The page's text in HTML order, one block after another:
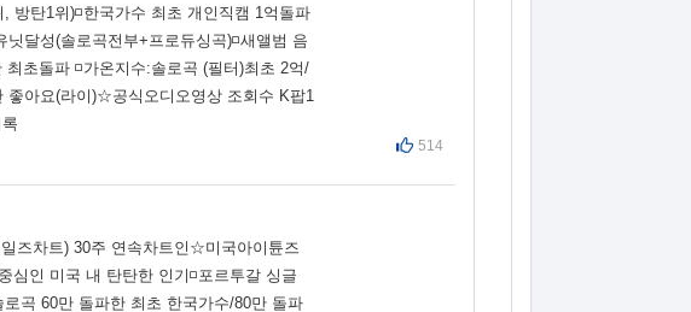
탄1위)◽한국가수 최초 개인직캠 1억돌파
달성(솔로곡전부+프로듀싱곡)◽새앨범 음
초돌파 ◽가온지수:솔로곡 (필터)최초 2억/
좋아요(라이)☆공식오디오영상 조회수 K팝1
514
즈차트) 30주 연속차트인☆미국아이튠즈
인 미국 내 탄탄한 인기◽포르투갈 싱글
곡 60만 돌파한 최초 한국가수/80만 돌파